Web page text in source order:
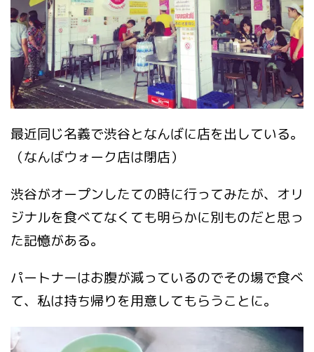
最近同じ名義で渋谷となんばに店を出している。
（なんばウォーク店は閉店）
渋谷がオープンしたての時に行ってみたが、オリ
ジナルを食べてなくても明らかに別ものだと思っ
た記憶がある。
パートナーはお腹が減っているのでその場で食べ
て、私は持ち帰りを用意してもらうことに。